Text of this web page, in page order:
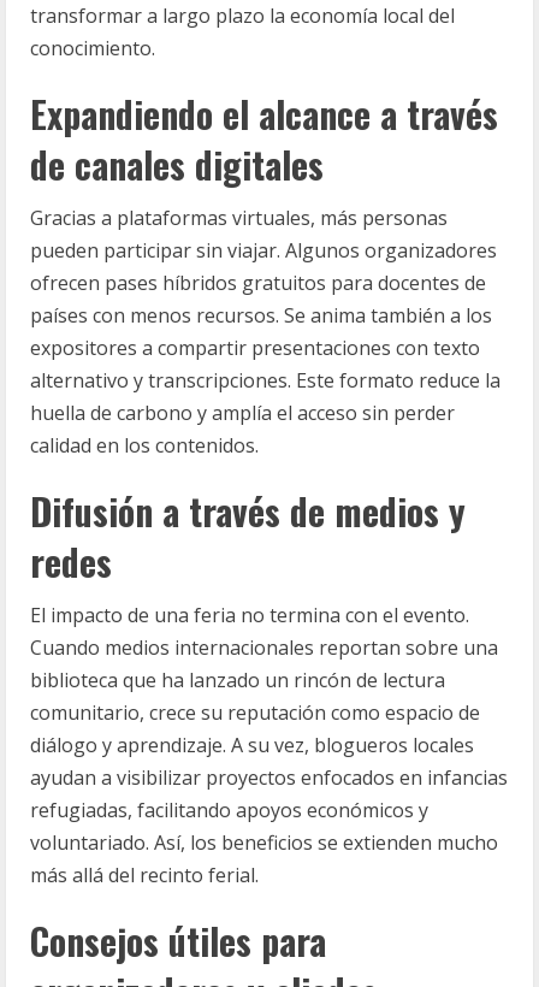
transformar a largo plazo la economía local del
conocimiento.
Expandiendo el alcance a través
de canales digitales
Gracias a plataformas virtuales, más personas
pueden participar sin viajar. Algunos organizadores
ofrecen pases híbridos gratuitos para docentes de
países con menos recursos. Se anima también a los
expositores a compartir presentaciones con texto
alternativo y transcripciones. Este formato reduce la
huella de carbono y amplía el acceso sin perder
calidad en los contenidos.
Difusión a través de medios y
redes
El impacto de una feria no termina con el evento.
Cuando medios internacionales reportan sobre una
biblioteca que ha lanzado un rincón de lectura
comunitario, crece su reputación como espacio de
diálogo y aprendizaje. A su vez, blogueros locales
ayudan a visibilizar proyectos enfocados en infancias
refugiadas, facilitando apoyos económicos y
voluntariado. Así, los beneficios se extienden mucho
más allá del recinto ferial.
Consejos útiles para